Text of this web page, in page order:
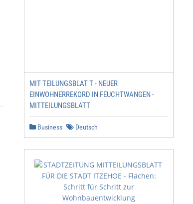
MIT TEILUNGSBLAT T - NEUER
EINWOHNERREKORD IN FEUCHTWANGEN -
MITTEILUNGSBLATT
Business Deutsch